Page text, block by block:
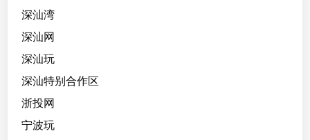
深汕湾
深汕网
深汕玩
深汕特别合作区
浙投网
宁波玩